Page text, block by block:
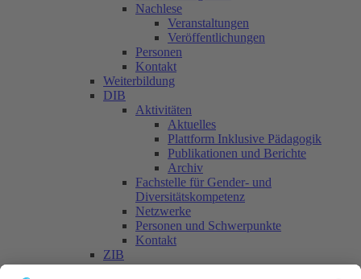
Nachlese
Veranstaltungen
Veröffentlichungen
Personen
Kontakt
Weiterbildung
DIB
Aktivitäten
Aktuelles
Plattform Inklusive Pädagogik
Publikationen und Berichte
Archiv
Fachstelle für Gender- und
Diversitätskompetenz
Netzwerke
Personen und Schwerpunkte
Kontakt
ZIB
Päd. Praktische Studien